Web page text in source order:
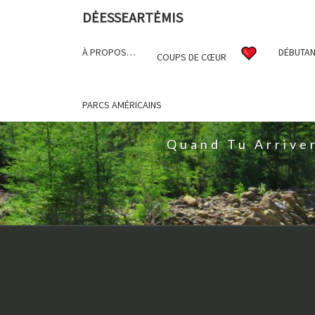
DĖESSEARTĖMIS
À PROPOS… COUPS DE CŒUR
PARCS AMÉRICAINS
Quand Tu